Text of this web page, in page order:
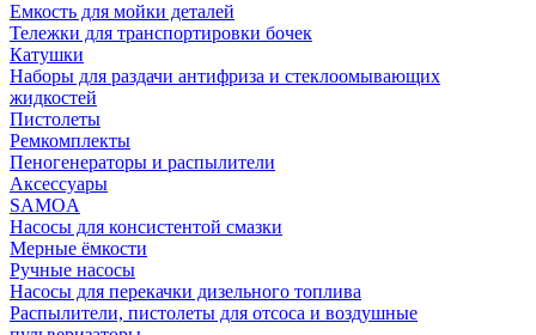
Емкость для мойки деталей
Тележки для транспортировки бочек
Катушки
Наборы для раздачи антифриза и стеклоомывающих
жидкостей
Пистолеты
Ремкомплекты
Пеногенераторы и распылители
Аксессуары
SAMOA
Насосы для консистентой смазки
Мерные ёмкости
Ручные насосы
Насосы для перекачки дизельного топлива
Распылители, пистолеты для отсоса и воздушные